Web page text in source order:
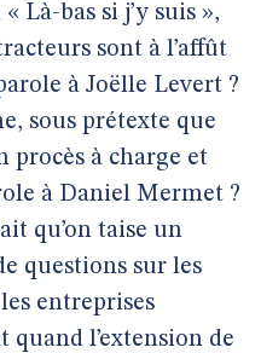
Là-bas si j’y suis »,
sont à l’affût
à Joëlle Levert ?
sous prétexte que
procès à charge et
à Daniel Mermet ?
qu’on taise un
questions sur les
entreprises
l’extension de